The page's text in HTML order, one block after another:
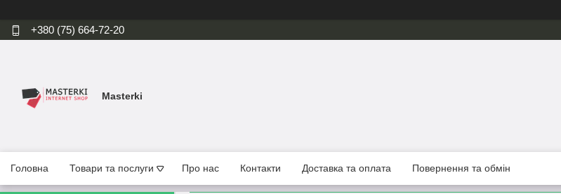
+380 (75) 664-72-20
Masterki
Головна Товари та послуги Про нас Контакти Доставка та оплата Повернення та обмін